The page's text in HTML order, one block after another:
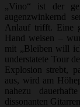
„Vino“ ist der
augenzwinkernd
Anlauf trifft. Eine
Hand weisen –
mit „Bleiben will
understatete Tour
Explosion strebt,
aus, wird am
nahezu
dissonanten